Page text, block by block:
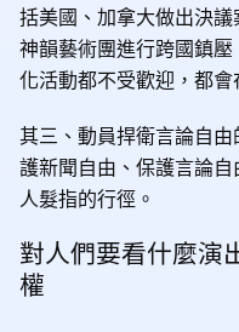
括美國、加拿大做出決
神韻藝術團進行跨國鎮
化活動都不受歡迎，都
其三、動員捍衛言論自
護新聞自由、保護言論
人髮指的行徑。
對人們要看什麼演
權